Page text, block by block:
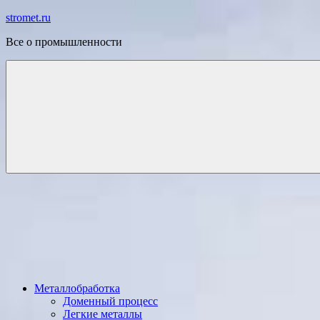
Перейти
содержимому
stromet.ru
Все о промышленности
Металлобработка
Доменный процесс
Легкие металлы